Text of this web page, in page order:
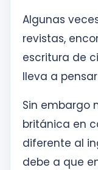
Algunas
revistas,
escritura de
lleva a
Sin embargo
británica en
diferente al
debe a que